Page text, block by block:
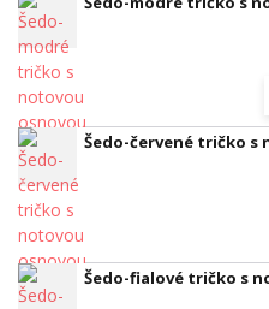
Šedo-červené tričko s
Šedo-fialové tričko s